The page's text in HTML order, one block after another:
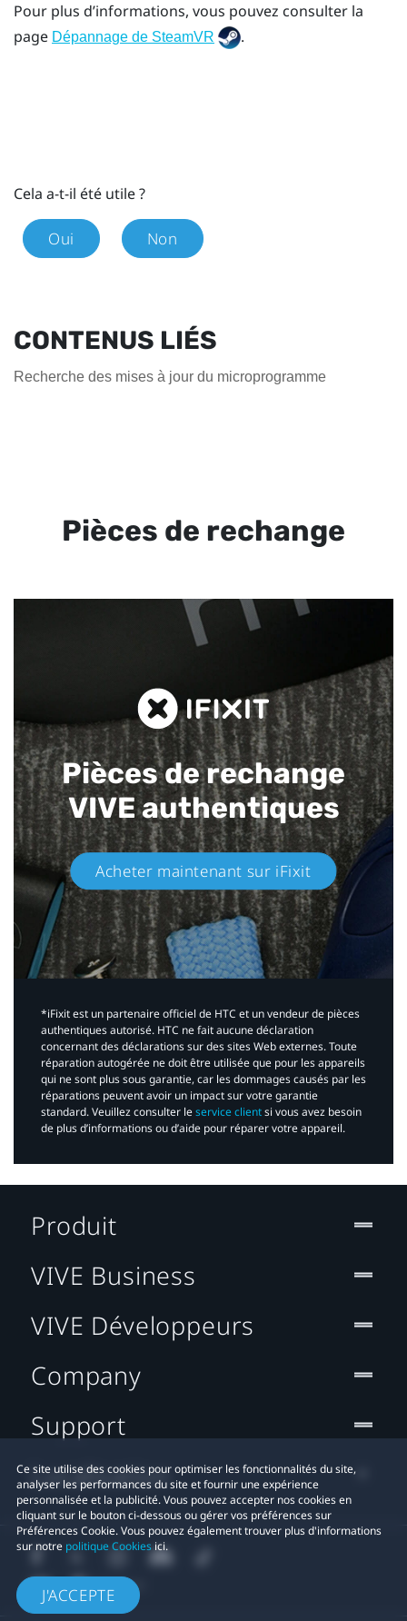
Pour plus d’informations, vous pouvez consulter la
page Dépannage de SteamVR .
Cela a-t-il été utile ?
Oui Non
CONTENUS LIÉS
Recherche des mises à jour du microprogramme
Pièces de rechange
Pièces de rechange
VIVE authentiques​
Acheter maintenant sur iFixit​
*iFixit est un partenaire officiel de HTC et un vendeur de pièces
authentiques autorisé. HTC ne fait aucune déclaration
concernant des déclarations sur des sites Web externes. Toute
réparation autogérée ne doit être utilisée que pour les appareils
qui ne sont plus sous garantie, car les dommages causés par les
réparations peuvent avoir un impact sur votre garantie
standard. Veuillez consulter leservice clientsi vous avez besoin
de plus d’informations ou d’aide pour réparer votre appareil.​
Ce site utilise des cookies pour optimiser les fonctionnalités du site,
analyser les performances du site et fournir une expérience
personnalisée et la publicité. Vous pouvez accepter nos cookies en
cliquant sur le bouton ci-dessous ou gérer vos préférences sur
Préférences Cookie. Vous pouvez également trouver plus d'informations
sur notre politique Cookiesici.
J'ACCEPTE
Produit
VIVE Business
VIVE Développeurs
Company
Support
Localisation